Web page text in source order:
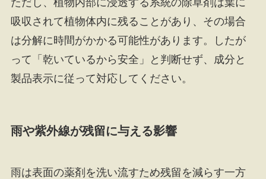
ただし、植物内部に浸透する系統の除草剤は葉に
吸収されて植物体内に残ることがあり、その場合
は分解に時間がかかる可能性があります。したが
って「乾いているから安全」と判断せず、成分と
製品表示に従って対応してください。
雨や紫外線が残留に与える影響
雨は表面の薬剤を洗い流すため残留を減らす一方